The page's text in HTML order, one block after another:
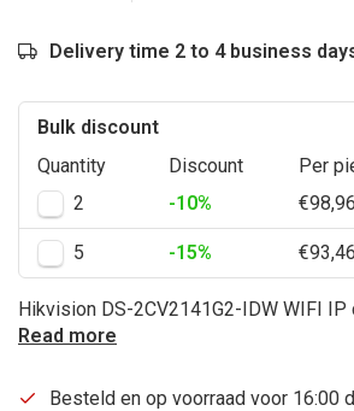
Delivery time 2 to 4 business
Bulk discount
Quantity
Discount
Per
2
-10% €98,96
5 -15% €93,46
Hikvision DS-2CV2141G2-IDW WIFI IP
Read more
Besteld en op voorraad voor 16:00